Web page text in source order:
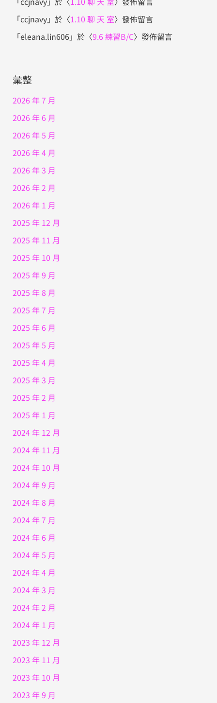
「ccjnavy」於〈1.10 聊 天 室〉發佈留言
「eleana.lin606」於〈9.6 練習B/C〉發佈留言
彙整
2026 年 7 月
2026 年 6 月
2026 年 5 月
2026 年 4 月
2026 年 3 月
2026 年 2 月
2026 年 1 月
2025 年 12 月
2025 年 11 月
2025 年 10 月
2025 年 9 月
2025 年 8 月
2025 年 7 月
2025 年 6 月
2025 年 5 月
2025 年 4 月
2025 年 3 月
2025 年 2 月
2025 年 1 月
2024 年 12 月
2024 年 11 月
2024 年 10 月
2024 年 9 月
2024 年 8 月
2024 年 7 月
2024 年 6 月
2024 年 5 月
2024 年 4 月
2024 年 3 月
2024 年 2 月
2024 年 1 月
2023 年 12 月
2023 年 11 月
2023 年 10 月
2023 年 9 月